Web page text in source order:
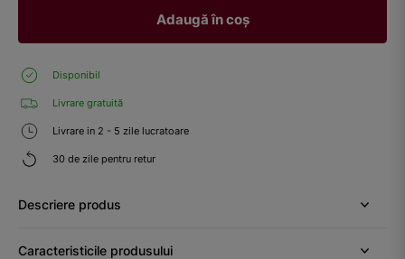
Adaugă în coș
Disponibil
Livrare gratuită
Livrare in 2 - 5 zile lucratoare
30 de zile pentru retur
Descriere produs
Caracteristicile produsului